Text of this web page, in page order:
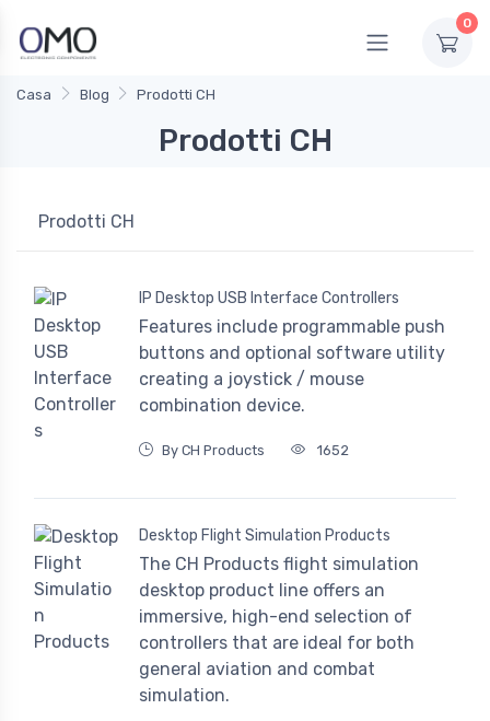
0
Casa Blog Prodotti CH
Prodotti CH
Prodotti CH
IP Desktop USB Interface Controllers
Features include programmable push
buttons and optional software utility
creating a joystick / mouse
combination device.
By CH Products 1652
Desktop Flight Simulation Products
The CH Products flight simulation
desktop product line offers an
immersive, high-end selection of
controllers that are ideal for both
general aviation and combat
simulation.